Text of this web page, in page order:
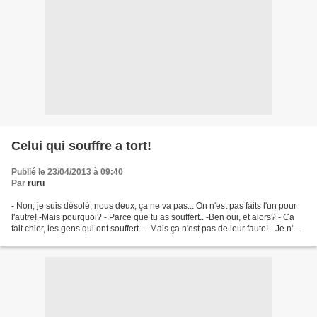
Celui qui souffre a tort!
Publié le 23/04/2013 à 09:40
Par ruru
- Non, je suis désolé, nous deux, ça ne va pas... On n'est pas faits l'un pour
l'autre! -Mais pourquoi? - Parce que tu as souffert.. -Ben oui, et alors? - Ca
fait chier, les gens qui ont souffert... -Mais ça n'est pas de leur faute! - Je n'en